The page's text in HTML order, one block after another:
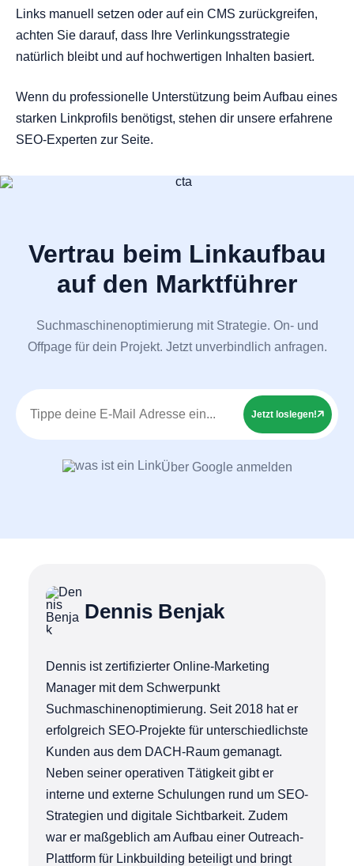
Links manuell setzen oder auf ein CMS zurückgreifen,
achten Sie darauf, dass Ihre Verlinkungsstrategie
natürlich bleibt und auf hochwertigen Inhalten basiert.
Wenn du professionelle Unterstützung beim Aufbau eines
starken Linkprofils benötigst, stehen dir unsere erfahrene
SEO-Experten zur Seite.
Vertrau beim Linkaufbau
auf den Marktführer
Suchmaschinenoptimierung mit Strategie. On- und
Offpage für dein Projekt. Jetzt unverbindlich anfragen.
Jetzt loslegen!
Über Google anmelden
Dennis Benjak
Dennis ist zertifizierter Online-Marketing
Manager mit dem Schwerpunkt
Suchmaschinenoptimierung. Seit 2018 hat er
erfolgreich SEO-Projekte für unterschiedlichste
Kunden aus dem DACH-Raum gemanagt.
Neben seiner operativen Tätigkeit gibt er
interne und externe Schulungen rund um SEO-
Strategien und digitale Sichtbarkeit. Zudem
war er maßgeblich am Aufbau einer Outreach-
Plattform für Linkbuilding beteiligt und bringt